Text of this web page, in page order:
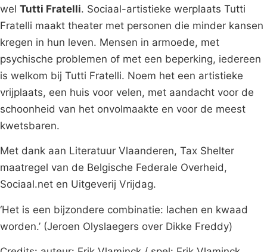
wel Tutti Fratelli. Sociaal-artistieke werplaats Tutti
Fratelli maakt theater met personen die minder kansen
kregen in hun leven. Mensen in armoede, met
psychische problemen of met een beperking, iedereen
is welkom bij Tutti Fratelli. Noem het een artistieke
vrijplaats, een huis voor velen, met aandacht voor de
schoonheid van het onvolmaakte en voor de meest
kwetsbaren.
Met dank aan Literatuur Vlaanderen, Tax Shelter
maatregel van de Belgische Federale Overheid,
Sociaal.net en Uitgeverij Vrijdag.
‘Het is een bijzondere combinatie: lachen en kwaad
worden.’ (Jeroen Olyslaegers over Dikke Freddy)